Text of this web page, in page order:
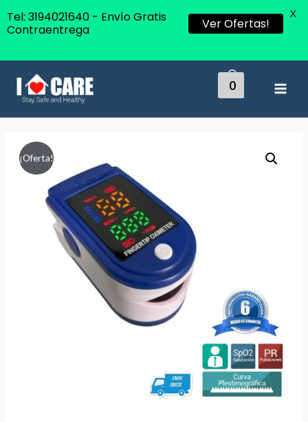
0
¡Oferta!
Tel: 3194021640 - Envío Gratis
Contraentrega
Ver Ofertas!
X